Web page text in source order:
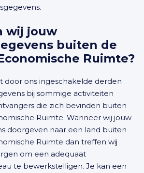
wij jouw
buiten de
Ruimte?
door ons ingeschakelde derden
bij sommige activiteiten
die zich bevinden buiten
Ruimte. Wanneer wij jouw
doorgeven naar een land buiten
Ruimte dan treffen wij
om een adequaat
te bewerkstelligen. Je kan een